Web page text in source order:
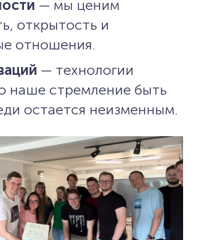
— мы ценим
открытость и
отношения.
— технологии
наше стремление быть
остается неизменным.